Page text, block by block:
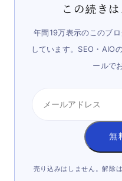
この続きは
年間19万表示のこのブ
しています。SEO・AIO
ールで
無
売り込みはしません。解除は